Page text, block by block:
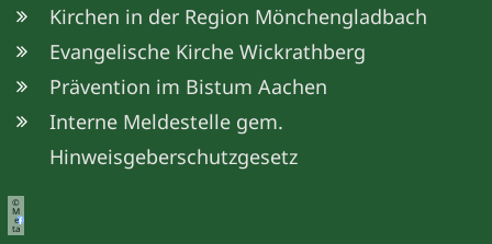
Kirchen in der Region Mönchengladbach
Evangelische Kirche Wickrathberg
Prävention im Bistum Aachen
Interne Meldestelle gem.
Hinweisgeberschutzgesetz
©
M
e
ta